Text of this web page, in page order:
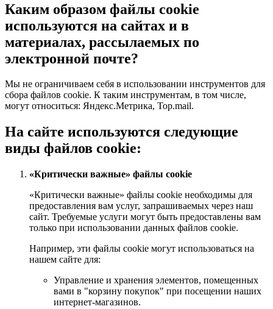
Каким образом файлы cookie
используются на сайтах и в
материалах, рассылаемых по
электронной почте?
Мы не ограничиваем себя в использовании инструментов для
сбора файлов cookie. К таким инструментам, в том числе,
могут относиться: Яндекс.Метрика, Top.mail.
На сайте используются следующие
виды файлов cookie:
«Критически важные» файлы cookie
«Критически важные» файлы cookie необходимы для
предоставления вам услуг, запрашиваемых через наш
сайт. Требуемые услуги могут быть предоставлены вам
только при использовании данных файлов cookie.
Например, эти файлы cookie могут использоваться на
нашем сайте для:
Управление и хранения элементов, помещенных
вами в "корзину покупок" при посещении наших
интернет-магазинов.